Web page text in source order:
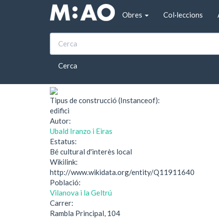
Vés al contingut
Obres
Col·leccions
Cerca
Inici Can Gener
Can Gener
Tipus de construcció (Instanceof):
edifici
Autor:
Ubald Iranzo i Eiras
Estatus:
Bé cultural d'interès local
Wikilink:
http://www.wikidata.org/entity/Q11911640
Població:
Vilanova i la Geltrú
Carrer:
Rambla Principal, 104